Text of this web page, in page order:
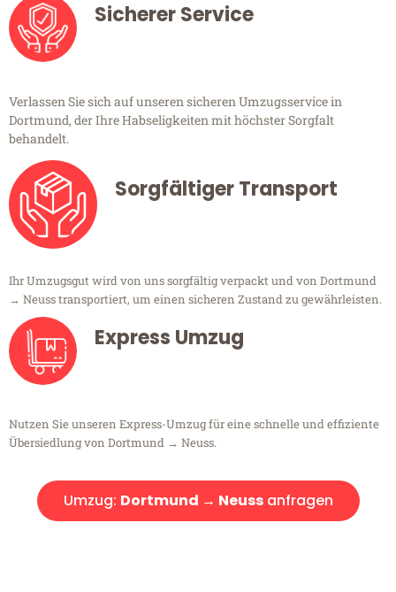
Sicherer Service
Verlassen Sie sich auf unseren sicheren Umzugsservice in
Dortmund, der Ihre Habseligkeiten mit höchster Sorgfalt
behandelt.
Sorgfältiger Transport
Ihr Umzugsgut wird von uns sorgfältig verpackt und von Dortmund
→ Neuss transportiert, um einen sicheren Zustand zu gewährleisten.
Express Umzug
Nutzen Sie unseren Express-Umzug für eine schnelle und effiziente
Übersiedlung von Dortmund → Neuss.
Umzug: Dortmund → Neussanfragen